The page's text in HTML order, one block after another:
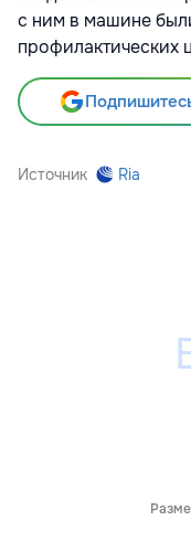
с ним в машине
профилактических
Источник Ria